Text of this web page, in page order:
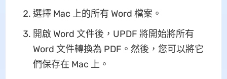
選擇 Mac 上的所有 Word 檔案。
開啟 Word 文件後，UPDF 將開始將所有
Word 文件轉換為 PDF。然後，您可以將它
們保存在 Mac 上。